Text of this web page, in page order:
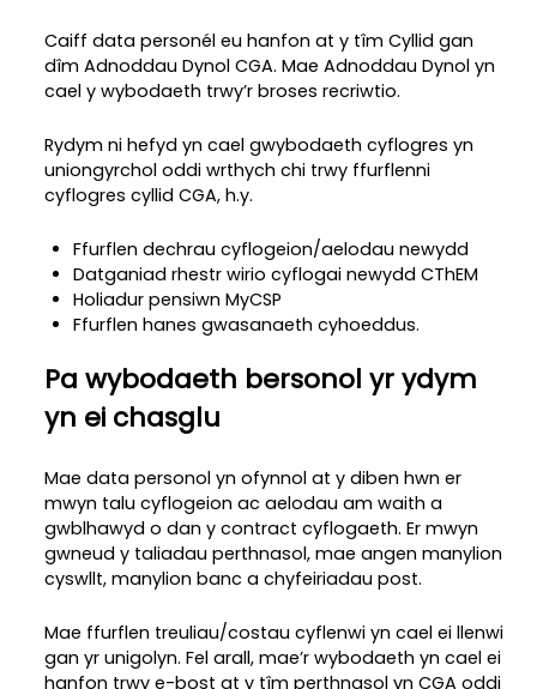
Caiff data personél eu hanfon at y tîm Cyllid gan
dîm Adnoddau Dynol CGA. Mae Adnoddau Dynol yn
cael y wybodaeth trwy’r broses recriwtio.
Rydym ni hefyd yn cael gwybodaeth cyflogres yn
uniongyrchol oddi wrthych chi trwy ffurflenni
cyflogres cyllid CGA, h.y.
Ffurflen dechrau cyflogeion/aelodau newydd
Datganiad rhestr wirio cyflogai newydd CThEM
Holiadur pensiwn MyCSP
Ffurflen hanes gwasanaeth cyhoeddus.
Pa wybodaeth bersonol yr ydym
yn ei chasglu
Mae data personol yn ofynnol at y diben hwn er
mwyn talu cyflogeion ac aelodau am waith a
gwblhawyd o dan y contract cyflogaeth. Er mwyn
gwneud y taliadau perthnasol, mae angen manylion
cyswllt, manylion banc a chyfeiriadau post.
Mae ffurflen treuliau/costau cyflenwi yn cael ei llenwi
gan yr unigolyn. Fel arall, mae’r wybodaeth yn cael ei
hanfon trwy e-bost at y tîm perthnasol yn CGA oddi